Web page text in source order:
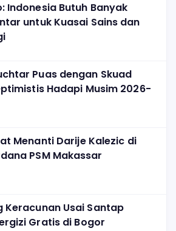
Indonesia Butuh Banyak
untuk Kuasai Sains dan
Puas dengan Skuad
Hadapi Musim 2026-
Menanti Darije Kalezic di
PSM Makassar
Keracunan Usai Santap
Gratis di Bogor